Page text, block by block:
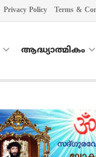
Privacy Policy Terms &
ആദ്ധ്യാത്മികം